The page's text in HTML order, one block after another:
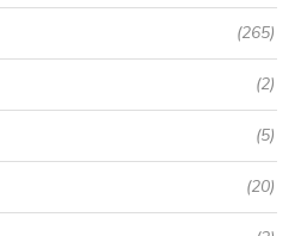
(265)
(2)
(5)
(20)